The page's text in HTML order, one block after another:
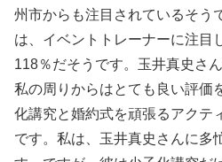
州市からも注目されているそう
は、イベントトレーナーに注目
118％だそうです。玉井真史さ
私の周りからはとても良い評価
化講究と婚約式を頑張るアクテ
です。私は、玉井真史さんに多